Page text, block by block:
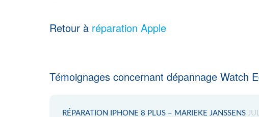
Retour à réparation Apple
Témoignages concernant dépannage Watch
RÉPARATION IPHONE 8 PLUS – MARIEKE JANSSENS